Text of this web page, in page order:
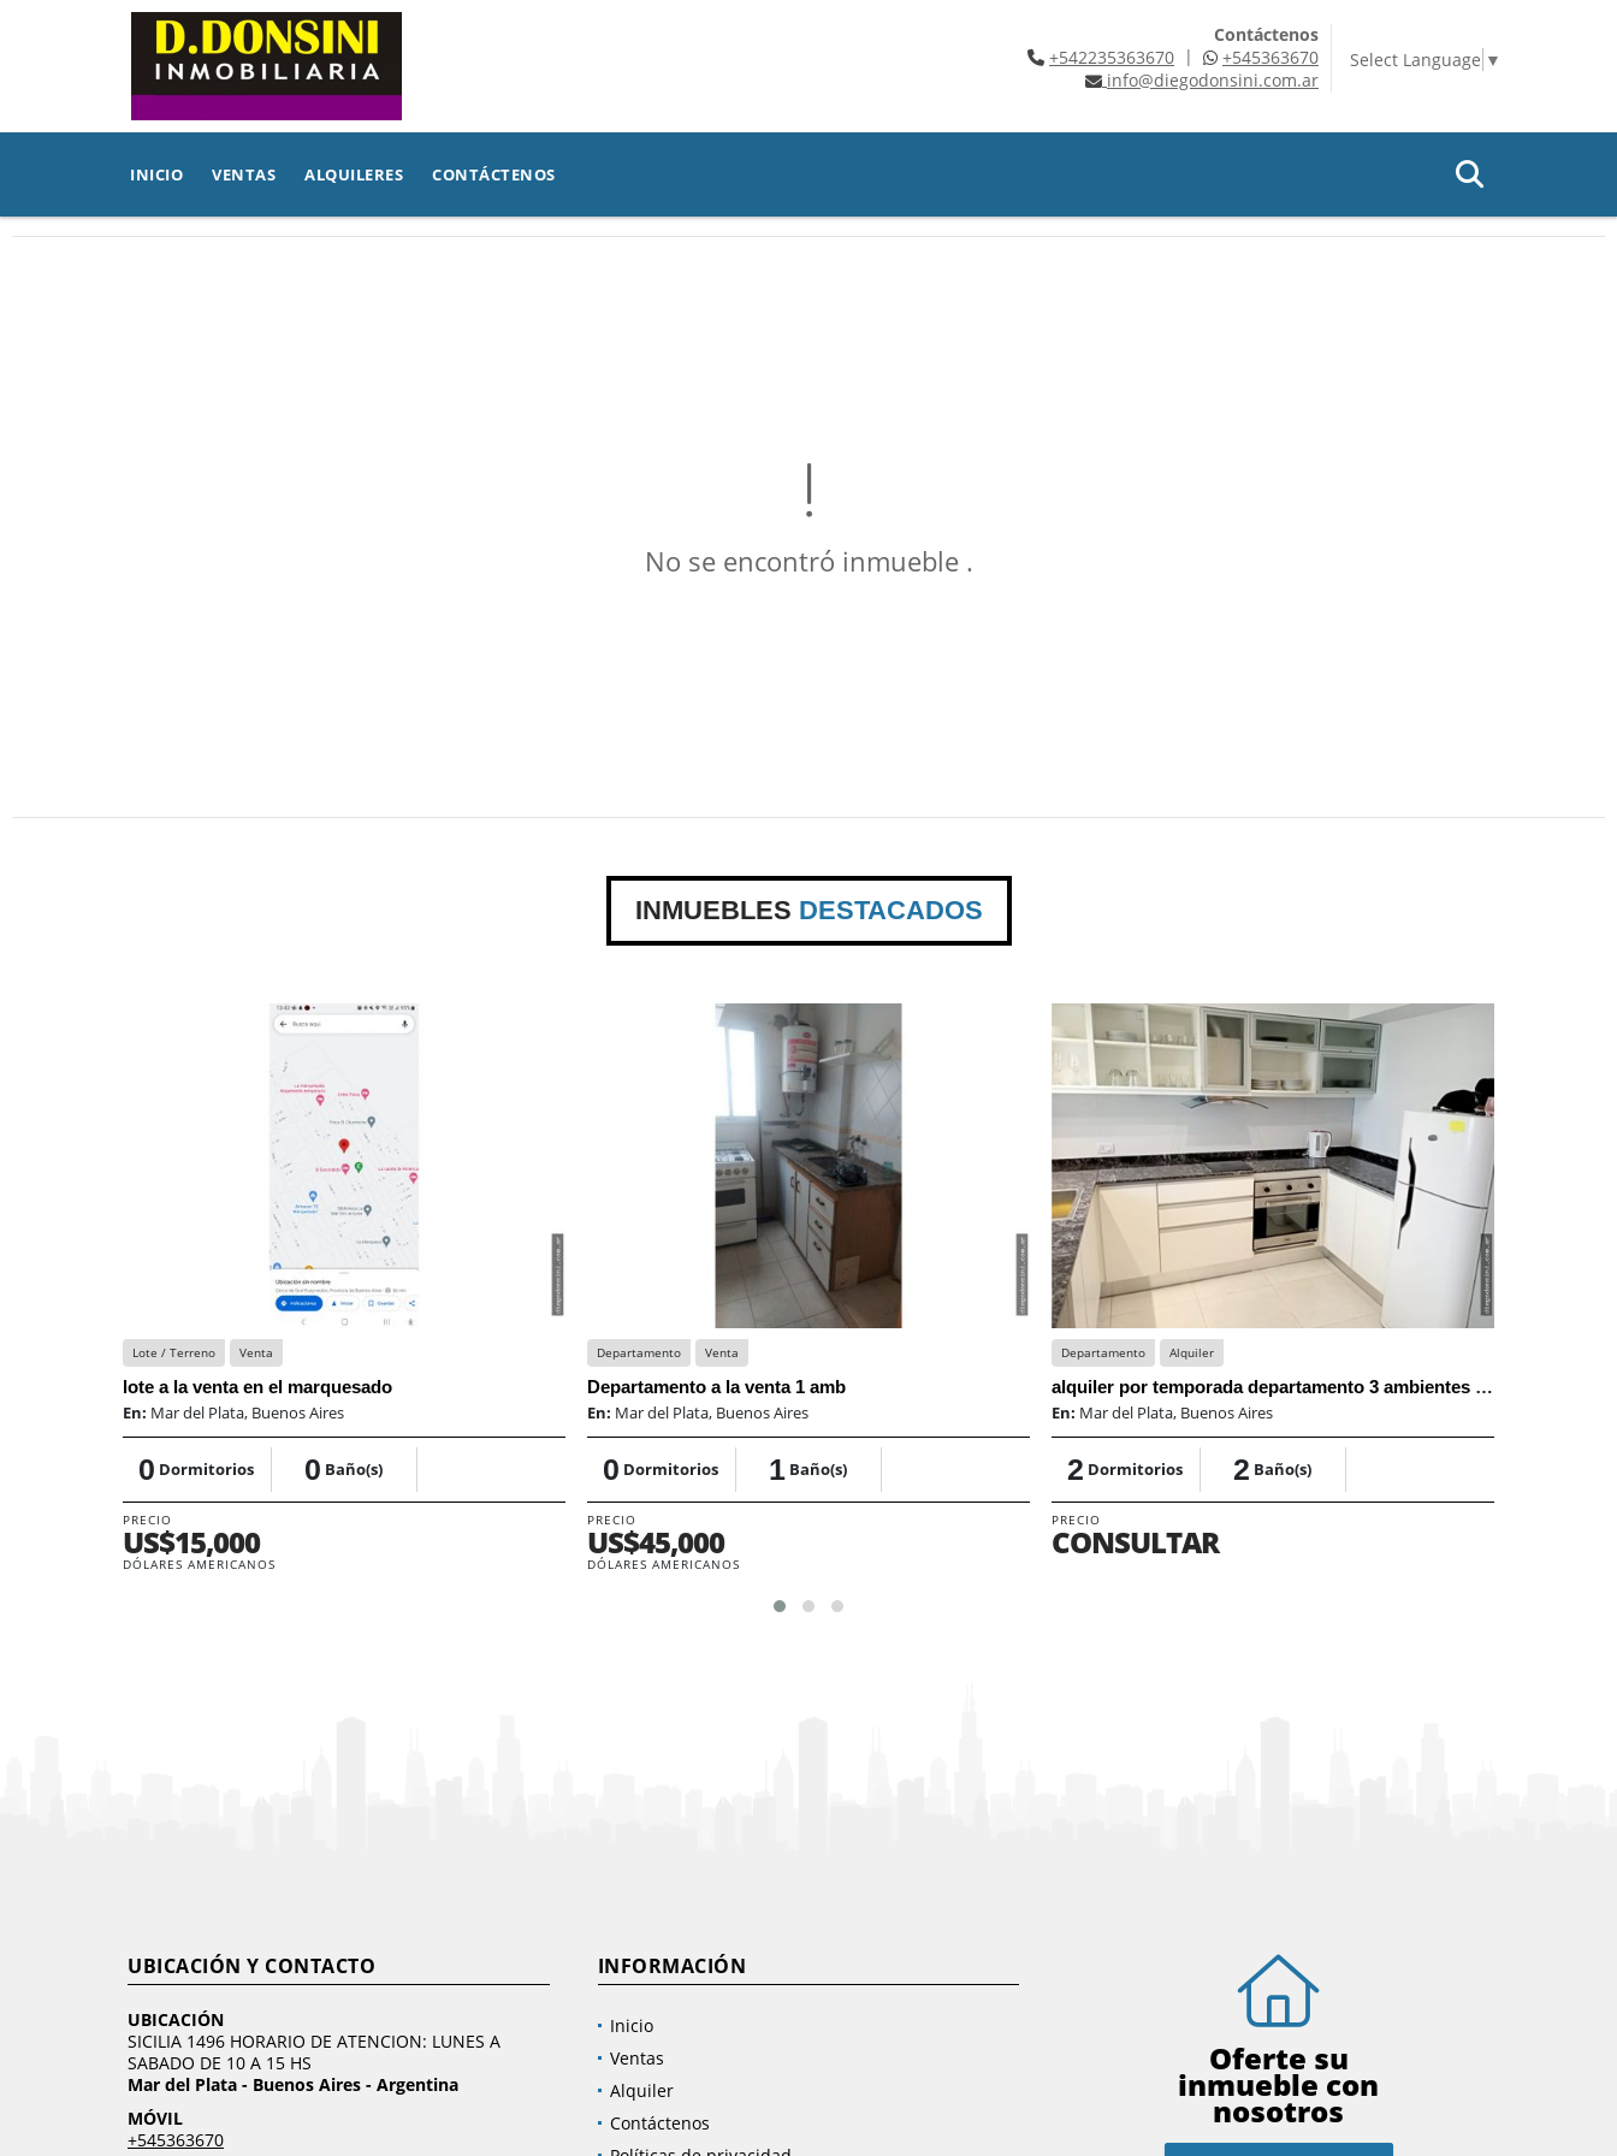
Contáctenos
+542235363670|
+545363670
info@diegodonsini.com.ar
Select Language ▼
INICIO VENTAS ALQUILERES CONTÁCTENOS
No se encontró inmueble .
INMUEBLES DESTACADOS
Lote / Terreno Venta
lote a la venta en el marquesado
En: Mar del Plata, Buenos Aires
0 Dormitorios 0 Baño(s)
PRECIO
US$15,000
DÓLARES AMERICANOS
Departamento Venta
Departamento a la venta 1 amb
En: Mar del Plata, Buenos Aires
0 Dormitorios 1 Baño(s)
PRECIO
US$45,000
DÓLARES AMERICANOS
Departamento Alquiler
alquiler por temporada departamento 3 ambientes zona shopping Aldrey
En: Mar del Plata, Buenos Aires
2 Dormitorios 2 Baño(s)
PRECIO
CONSULTAR
UBICACIÓN Y CONTACTO
UBICACIÓN
SICILIA 1496 HORARIO DE ATENCION: LUNES A
SABADO DE 10 A 15 HS
Mar del Plata - Buenos Aires - Argentina
MÓVIL
+545363670
INFORMACIÓN
Inicio
Ventas
Alquiler
Contáctenos
Oferte su
inmueble con
nosotros